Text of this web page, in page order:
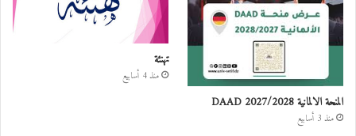
المنحة الالمانية DAAD 2027/2028
منذ 3 أسابيع
تهنئة
منذ 4 أسابيع